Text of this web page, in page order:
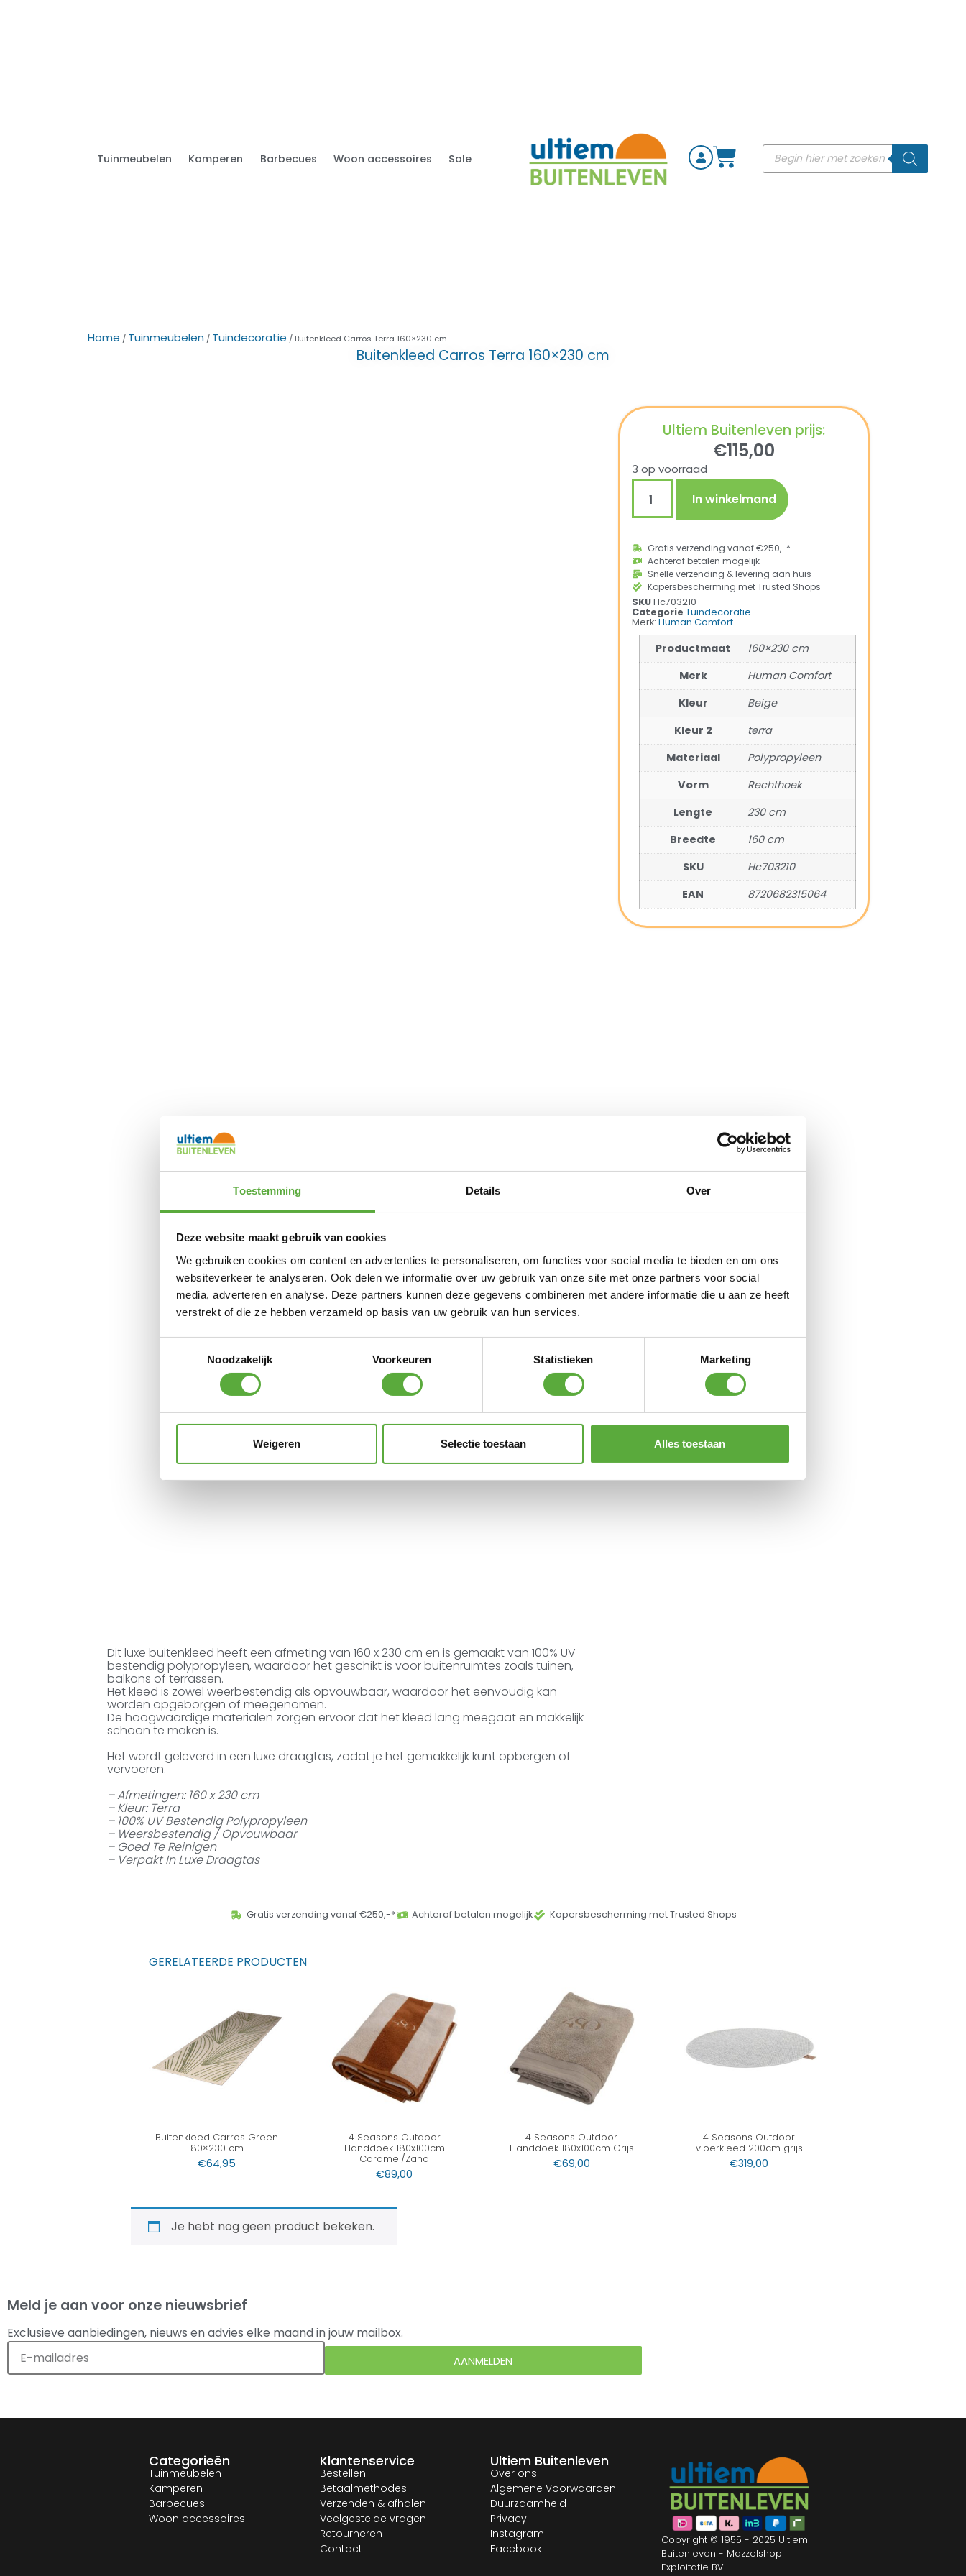
Toestemming Details Over
Deze website maakt gebruik van cookies
We gebruiken cookies om content en advertenties te personaliseren, om functies voor social media te bieden en om ons
websiteverkeer te analyseren. Ook delen we informatie over uw gebruik van onze site met onze partners voor social
media, adverteren en analyse. Deze partners kunnen deze gegevens combineren met andere informatie die u aan ze heeft
verstrekt of die ze hebben verzameld op basis van uw gebruik van hun services.
Noodzakelijk
Voorkeuren Statistieken Marketing
Weigeren Selectie toestaan Alles toestaan
Tuinmeubelen Kamperen Barbecues Woon accessoires Sale
Home / Tuinmeubelen / Tuindecoratie / Buitenkleed Carros Terra 160×230 cm
Buitenkleed Carros Terra 160×230 cm
Dit luxe buitenkleed heeft een afmeting van 160 x 230 cm en is gemaakt van 100% UV-
bestendig polypropyleen, waardoor het geschikt is voor buitenruimtes zoals tuinen,
balkons of terrassen.
Het kleed is zowel weerbestendig als opvouwbaar, waardoor het eenvoudig kan
worden opgeborgen of meegenomen.
De hoogwaardige materialen zorgen ervoor dat het kleed lang meegaat en makkelijk
schoon te maken is.
Het wordt geleverd in een luxe draagtas, zodat je het gemakkelijk kunt opbergen of
vervoeren.
– Afmetingen: 160 x 230 cm
– Kleur: Terra
– 100% UV Bestendig Polypropyleen
– Weersbestendig / Opvouwbaar
– Goed Te Reinigen
– Verpakt In Luxe Draagtas
Ultiem Buitenleven prijs:
€115,00
3 op voorraad
In winkelmand
Gratis verzending vanaf €250,-*
Achteraf betalen mogelijk
Snelle verzending & levering aan huis
Kopersbescherming met Trusted Shops
SKUHc703210
Categorie Tuindecoratie
Merk: Human Comfort
Productmaat
160×230 cm
Merk
Human Comfort
Kleur
Beige
Kleur 2
terra
Materiaal
Polypropyleen
Vorm
Rechthoek
Lengte
230 cm
Breedte
160 cm
SKU
Hc703210
EAN
8720682315064
Gratis verzending vanaf €250,-* Achteraf betalen mogelijk Kopersbescherming met Trusted Shops
GERELATEERDE PRODUCTEN
Buitenkleed Carros Green
80×230 cm
€64,95
4 Seasons Outdoor
Handdoek 180x100cm
Caramel/Zand
€89,00
4 Seasons Outdoor
Handdoek 180x100cm Grijs
€69,00
4 Seasons Outdoor
vloerkleed 200cm grijs
€319,00
Je hebt nog geen product bekeken.
Meld je aan voor onze nieuwsbrief
Exclusieve aanbiedingen, nieuws en advies elke maand in jouw mailbox.
AANMELDEN
Categorieën
Tuinmeubelen
Kamperen
Barbecues
Woon accessoires
Klantenservice
Bestellen
Betaalmethodes
Verzenden & afhalen
Veelgestelde vragen
Retourneren
Contact
Ultiem Buitenleven
Over ons
Algemene Voorwaarden
Duurzaamheid
Privacy
Instagram
Facebook
Copyright © 1955 - 2025 Ultiem
Buitenleven - Mazzelshop
Exploitatie BV